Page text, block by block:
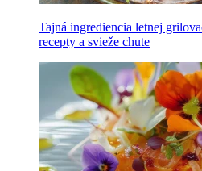
Tajná ingrediencia letnej
recepty a svieže chute